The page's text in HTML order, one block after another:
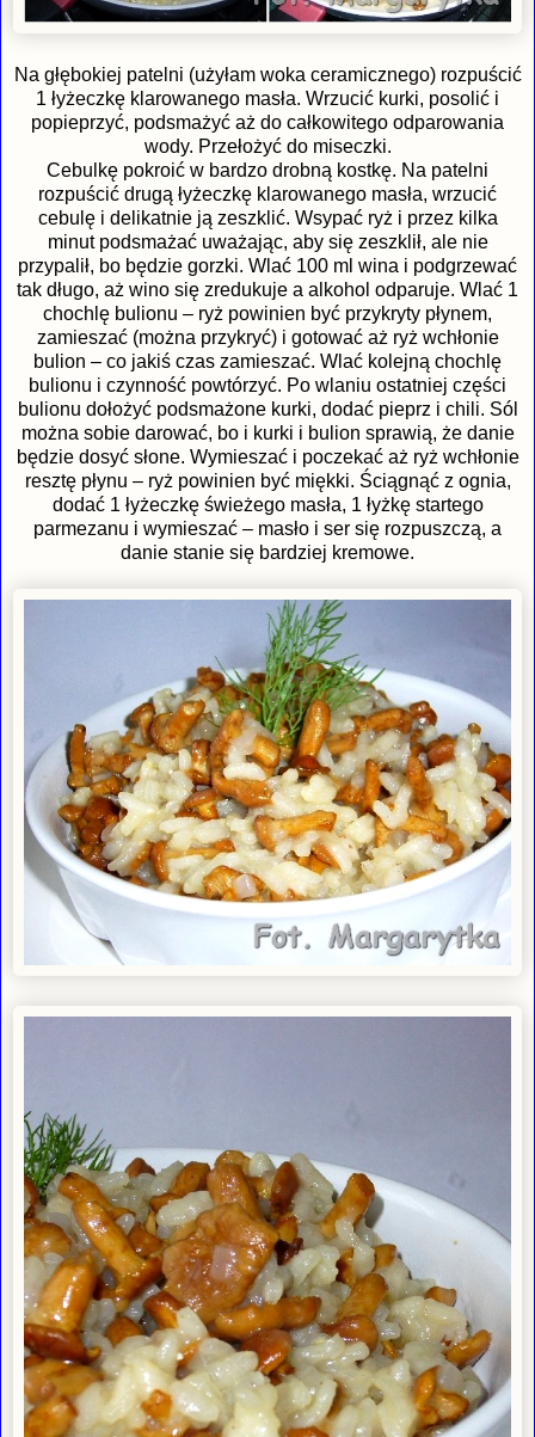
Na głębokiej patelni (użyłam woka ceramicznego) rozpuścić
1 łyżeczkę klarowanego masła. Wrzucić kurki, posolić i
popieprzyć, podsmażyć aż do całkowitego odparowania
wody. Przełożyć do miseczki.
Cebulkę pokroić w bardzo drobną kostkę. Na patelni
rozpuścić drugą łyżeczkę klarowanego masła, wrzucić
cebulę i delikatnie ją zeszklić. Wsypać ryż i przez kilka
minut podsmażać uważając, aby się zeszklił, ale nie
przypalił, bo będzie gorzki. Wlać 100 ml wina i podgrzewać
tak długo, aż wino się zredukuje a alkohol odparuje. Wlać 1
chochlę bulionu – ryż powinien być przykryty płynem,
zamieszać (można przykryć) i gotować aż ryż wchłonie
bulion – co jakiś czas zamieszać. Wlać kolejną chochlę
bulionu i czynność powtórzyć. Po wlaniu ostatniej części
bulionu dołożyć podsmażone kurki, dodać pieprz i chili. Sól
można sobie darować, bo i kurki i bulion sprawią, że danie
będzie dosyć słone. Wymieszać i poczekać aż ryż wchłonie
resztę płynu – ryż powinien być miękki. Ściągnąć z ognia,
dodać 1 łyżeczkę świeżego masła, 1 łyżkę startego
parmezanu i wymieszać – masło i ser się rozpuszczą, a
danie stanie się bardziej kremowe.